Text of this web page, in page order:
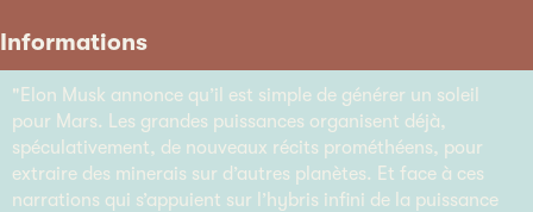
Informations
"Elon Musk annonce qu’il est simple de générer un soleil
pour Mars. Les grandes puissances organisent déjà,
spéculativement, de nouveaux récits prométhéens, pour
extraire des minerais sur d’autres planètes. Et face à ces
narrations qui s’appuient sur l’hybris infini de la puissance